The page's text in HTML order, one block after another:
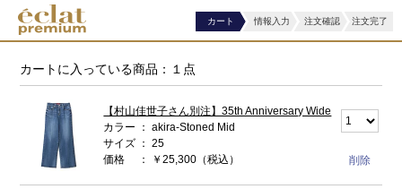
カート 情報入力 注文確認 注文完了
カートに入っている商品：１点
【村山佳世子さん別注】35th Anniversary Wide
カラー
akira-Stoned Mid
サイズ
25
価格
￥25,300 （税込）